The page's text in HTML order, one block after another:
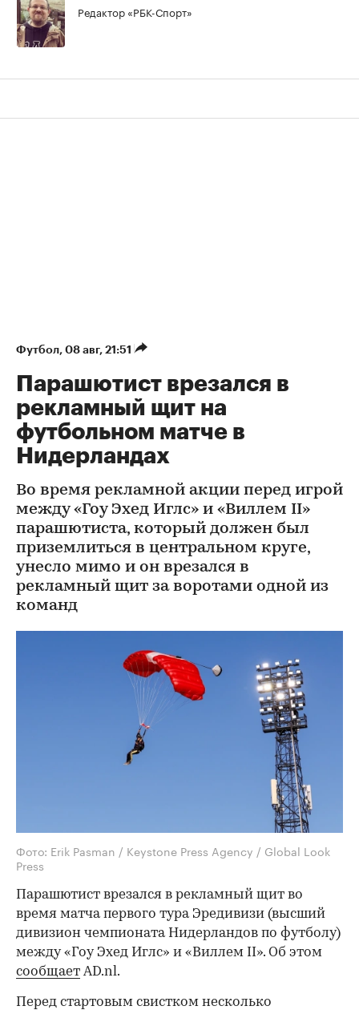
Редактор «РБК-Спорт»
Футбол 08 авг, 21:51
Парашютист врезался в
рекламный щит на
футбольном матче в
Нидерландах
Во время рекламной акции перед игрой
между «Гоу Эхед Иглс» и «Виллем II»
парашютиста, который должен был
приземлиться в центральном круге,
унесло мимо и он врезался в
рекламный щит за воротами одной из
команд
Фото: Erik Pasman / Keystone Press Agency / Global Look
Press
Парашютист врезался в рекламный щит во
время матча первого тура Эредивизи (высший
дивизион чемпионата Нидерландов по футболу)
между «Гоу Эхед Иглс» и «Виллем II». Об этом
сообщает AD.nl.
Перед стартовым свистком несколько